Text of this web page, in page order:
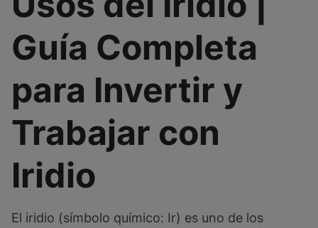
Guía Completa
para Invertir y
Trabajar con
Iridio
El iridio (símbolo químico: Ir) es uno de los